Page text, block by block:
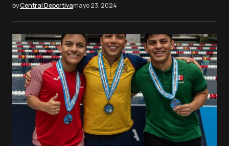
byCentral Deportivamayo 23, 2024